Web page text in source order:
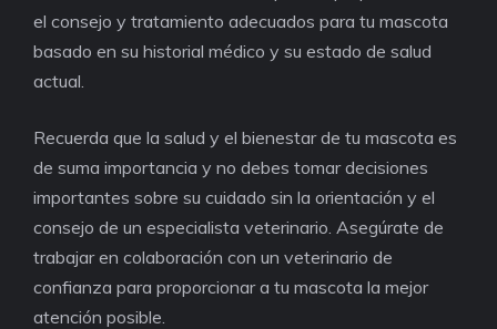
el consejo y tratamiento adecuados para tu mascota
basado en su historial médico y su estado de salud
actual.
Recuerda que la salud y el bienestar de tu mascota es
de suma importancia y no debes tomar decisiones
importantes sobre su cuidado sin la orientación y el
consejo de un especialista veterinario. Asegúrate de
trabajar en colaboración con un veterinario de
confianza para proporcionar a tu mascota la mejor
atención posible.